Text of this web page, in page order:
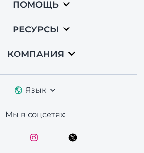
ПОМОЩЬ
РЕСУРСЫ
КОМПАНИЯ
Язык
Мы в соцсетях: